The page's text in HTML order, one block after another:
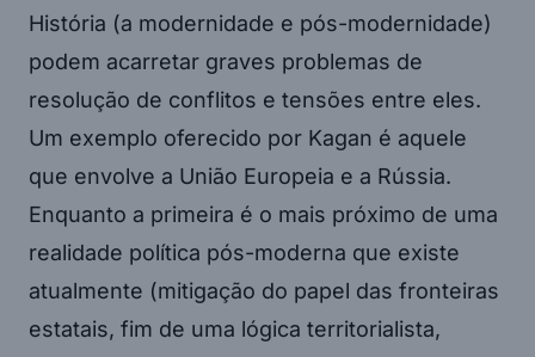
História (a modernidade e pós-modernidade)
podem acarretar graves problemas de
resolução de conflitos e tensões entre eles.
Um exemplo oferecido por Kagan é aquele
que envolve a União Europeia e a Rússia.
Enquanto a primeira é o mais próximo de uma
realidade política pós-moderna que existe
atualmente (mitigação do papel das fronteiras
estatais, fim de uma lógica territorialista,